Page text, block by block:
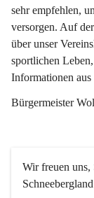
sehr empfehlen,
versorgen. Auf
über unser
sportlichen
Informationen
Bürgermeister
Wir freuen uns,